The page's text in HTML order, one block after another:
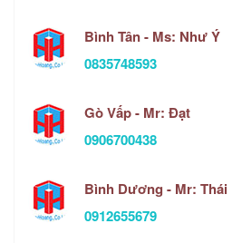
Bình Tân - Ms: Như Ý
0835748593
Gò Vấp - Mr: Đạt
0906700438
Bình Dương - Mr: Thái
0912655679